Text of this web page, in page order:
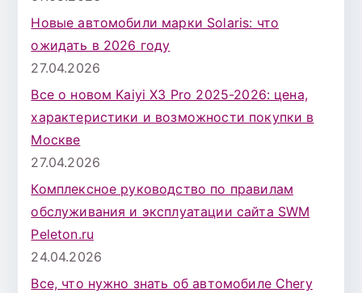
Новые автомобили марки Solaris: что
ожидать в 2026 году
27.04.2026
Все о новом Kaiyi X3 Pro 2025-2026: цена,
характеристики и возможности покупки в
Москве
27.04.2026
Комплексное руководство по правилам
обслуживания и эксплуатации сайта SWM
Peleton.ru
24.04.2026
Все, что нужно знать об автомобиле Chery